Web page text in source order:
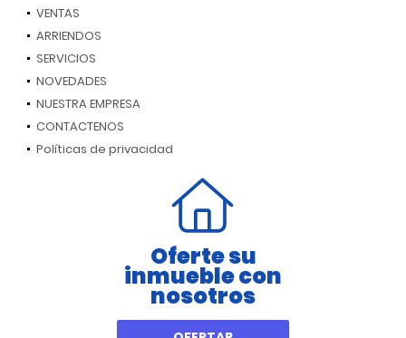
VENTAS
ARRIENDOS
SERVICIOS
NOVEDADES
NUESTRA EMPRESA
CONTACTENOS
Políticas de privacidad
Oferte su
inmueble con
nosotros